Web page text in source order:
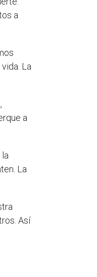
a
La
a
La
Así